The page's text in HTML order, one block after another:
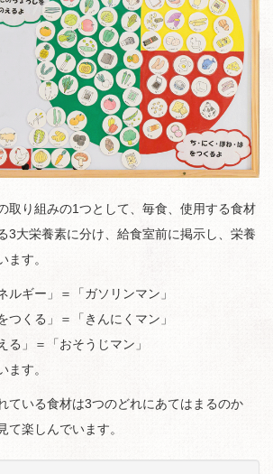
取り組みの1つとして、毎食、使用する食材
3大栄養素に分け、給食室前に掲示し、栄養
ます。
ルギー」＝「ガソリンマン」
つくる」＝「きんにくマン」
る」＝「おそうじマン」
ます。
ている食材は3つのどれにあてはまるのか
て楽しんでいます。